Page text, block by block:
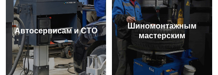
Автосервисам и СТО
Шиномонтажным
мастерским